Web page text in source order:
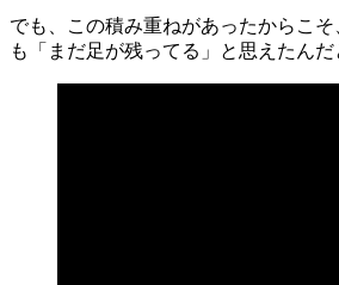
でも、この積み重ねがあったからこ
も「まだ足が残ってる」と思えたんだ